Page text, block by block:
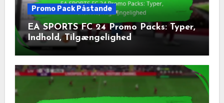
Promo Pack Påstande
EA SPORTS FC 24 Promo Packs: Typer,
Indhold, Tilgængelighed